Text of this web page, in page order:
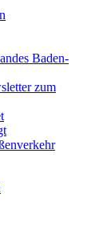
Baden-
zum